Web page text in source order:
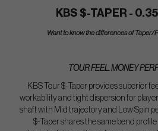
KBS $-TAPER -
Want to know the differences of Taper/
TOUR FEEL. MONEY
KBS Tour $-Taper provides superior
workability and tight dispersion for
shaft with Mid trajectory and Low Spin
$-Taper shares the same bend